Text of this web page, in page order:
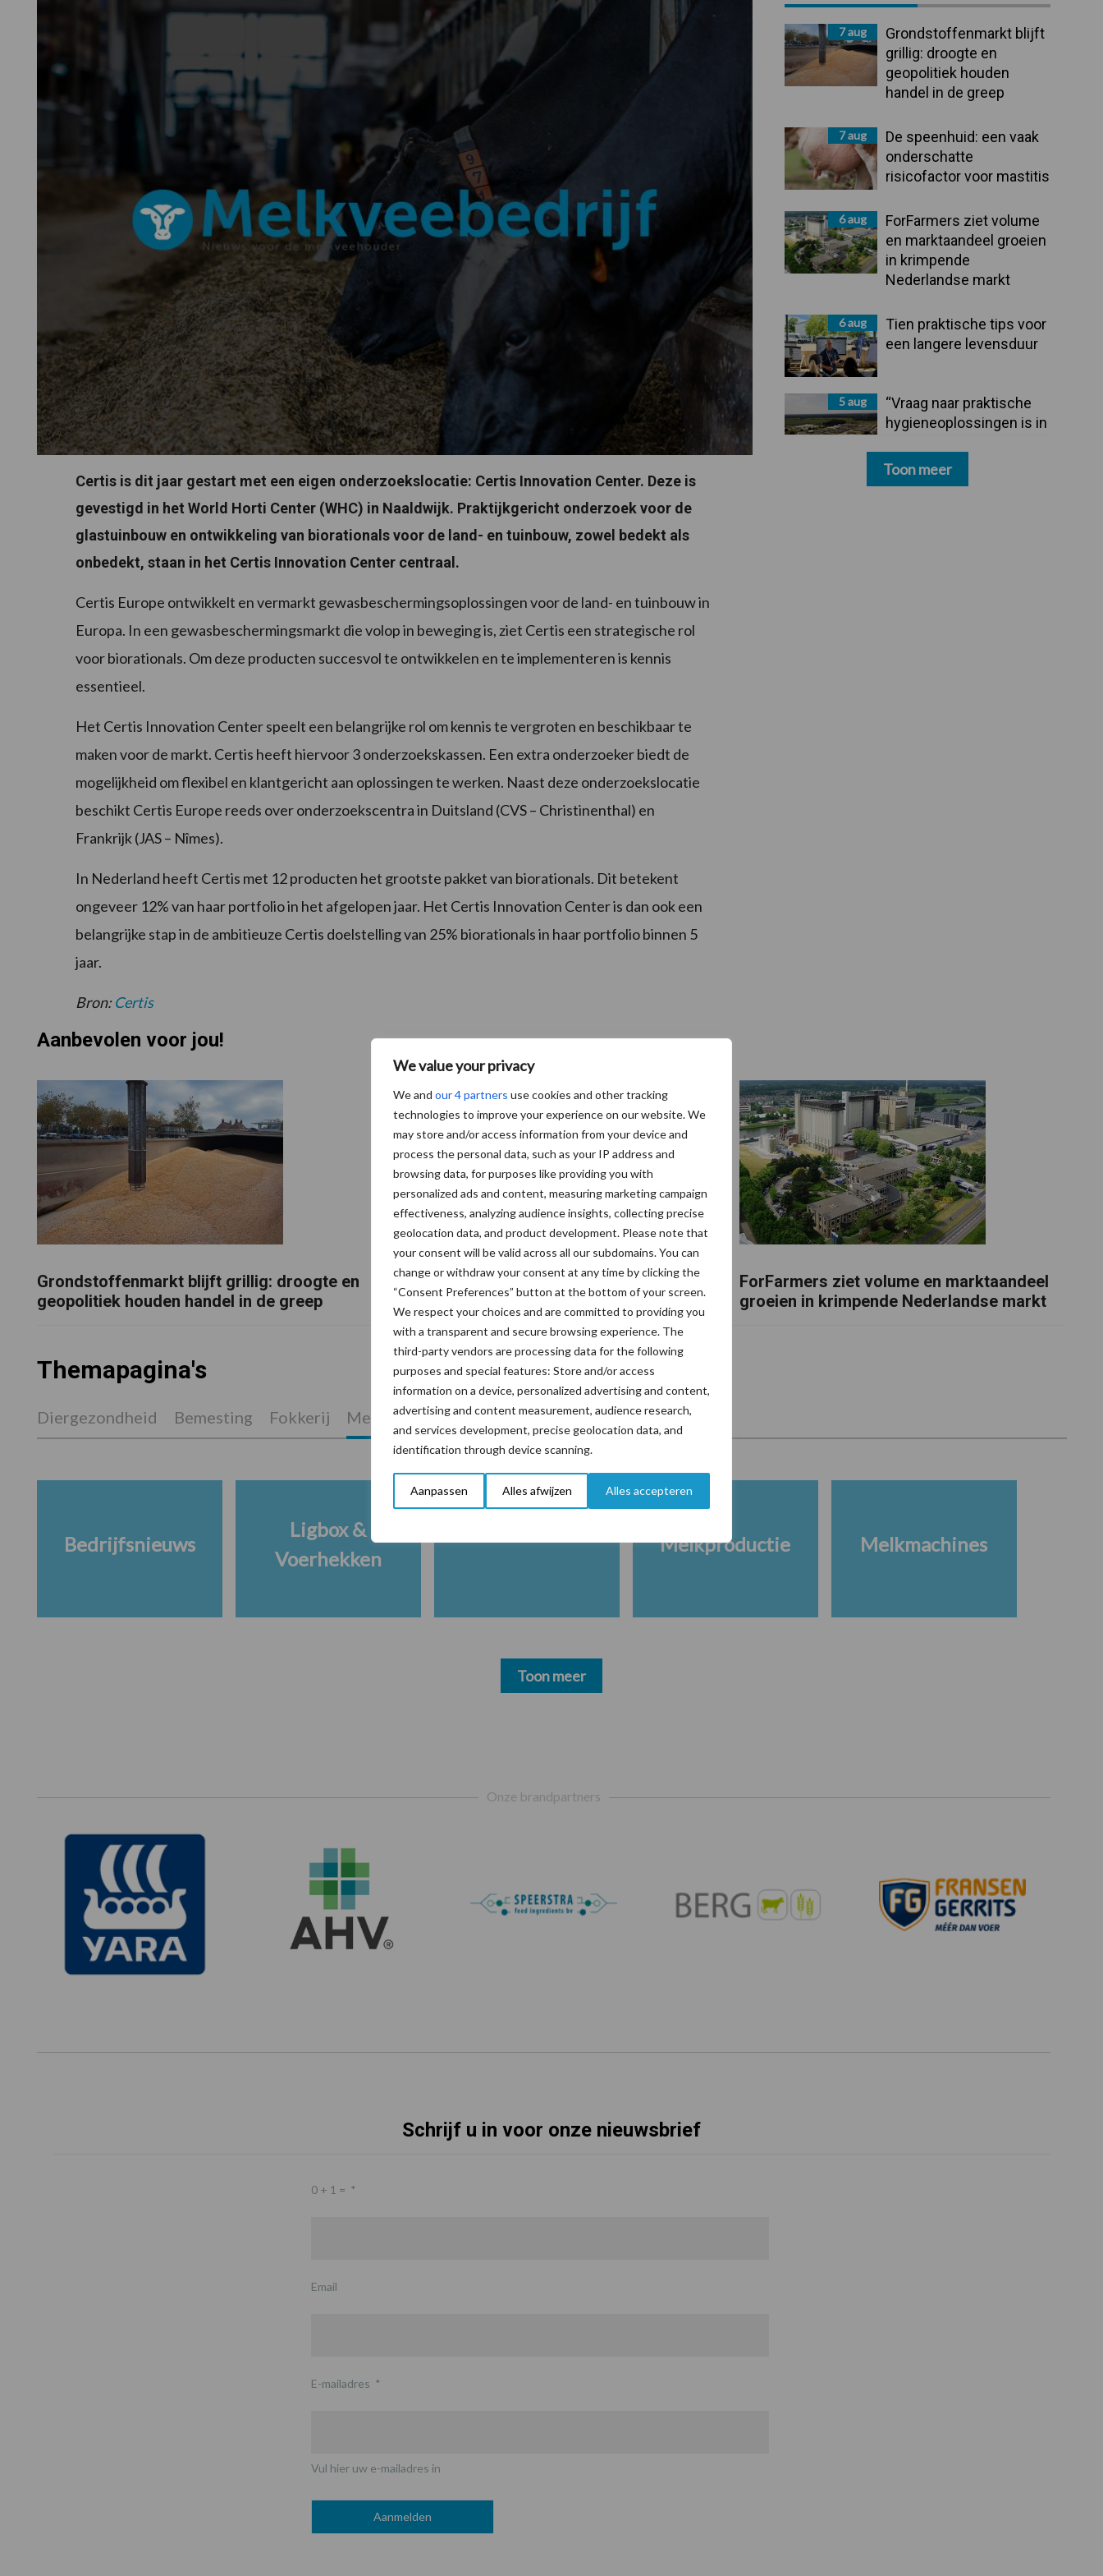
We value your privacy
We and our 4 partners use cookies and other tracking
technologies to improve your experience on our website. We
may store and/or access information from your device and
process the personal data, such as your IP address and
browsing data, for purposes like providing you with
personalized ads and content, measuring marketing campaign
effectiveness, analyzing audience insights, collecting precise
geolocation data, and product development. Please note that
your consent will be valid across all our subdomains. You can
change or withdraw your consent at any time by clicking the
“Consent Preferences” button at the bottom of your screen.
We respect your choices and are committed to providing you
with a transparent and secure browsing experience. The
third-party vendors are processing data for the following
purposes and special features: Store and/or access
information on a device, personalized advertising and content,
advertising and content measurement, audience research,
and services development, precise geolocation data, and
identification through device scanning.
Aanpassen Alles afwijzen Alles accepteren
Certis is dit jaar gestart met een eigen onderzoekslocatie: Certis Innovation Center. Deze is
gevestigd in het World Horti Center (WHC) in Naaldwijk. Praktijkgericht onderzoek voor de
glastuinbouw en ontwikkeling van biorationals voor de land- en tuinbouw, zowel bedekt als
onbedekt, staan in het Certis Innovation Center centraal.
Certis Europe ontwikkelt en vermarkt gewasbeschermingsoplossingen voor de land- en tuinbouw in
Europa. In een gewasbeschermingsmarkt die volop in beweging is, ziet Certis een strategische rol
voor biorationals. Om deze producten succesvol te ontwikkelen en te implementeren is kennis
essentieel.
Het Certis Innovation Center speelt een belangrijke rol om kennis te vergroten en beschikbaar te
maken voor de markt. Certis heeft hiervoor 3 onderzoekskassen. Een extra onderzoeker biedt de
mogelijkheid om flexibel en klantgericht aan oplossingen te werken. Naast deze onderzoekslocatie
beschikt Certis Europe reeds over onderzoekscentra in Duitsland (CVS – Christinenthal) en
Frankrijk (JAS – Nîmes).
In Nederland heeft Certis met 12 producten het grootste pakket van biorationals. Dit betekent
ongeveer 12% van haar portfolio in het afgelopen jaar. Het Certis Innovation Center is dan ook een
belangrijke stap in de ambitieuze Certis doelstelling van 25% biorationals in haar portfolio binnen 5
jaar.
Bron:Certis
Sidebar7 aug
Grondstoffenmarkt blijft
grillig: droogte en
geopolitiek houden
handel in de greep
7 aug
De speenhuid: een vaak
onderschatte
risicofactor voor mastitis
6 aug
ForFarmers ziet volume
en marktaandeel groeien
in krimpende
Nederlandse markt
6 aug
Tien praktische tips voor
een langere levensduur
5 aug
“Vraag naar praktische
hygieneoplossingen is in
Toon meer
Aanbevolen voor jou!
Grondstoffenmarkt blijft grillig: droogte en
geopolitiek houden handel in de greep
De speenhuid: een vaak onderschatte
risicofactor voor mastitis
ForFarmers ziet volume en marktaandeel
groeien in krimpende Nederlandse markt
Themapagina's
Diergezondheid Bemesting Fokkerij Melkveebedrijf Veevoer Wet en regelgeving
Bedrijfsnieuws
Ligbox &
Voerhekken
Melkproductie Melkmachines
Toon meer
Onze brandpartners
Schrijf u in voor onze nieuwsbrief
0 + 1 = *
Email
E-mailadres *
Vul hier uw e-mailadres in